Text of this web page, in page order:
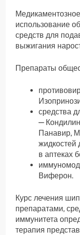
использование
средств для
выжигания
Препараты
средства
—
Панавир,
жидкостей
в аптеках
Виферон.
Курс лечения
препаратами,
иммунитета
терапия